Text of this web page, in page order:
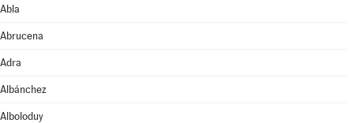
Abla
Abrucena
Adra
Albánchez
Alboloduy